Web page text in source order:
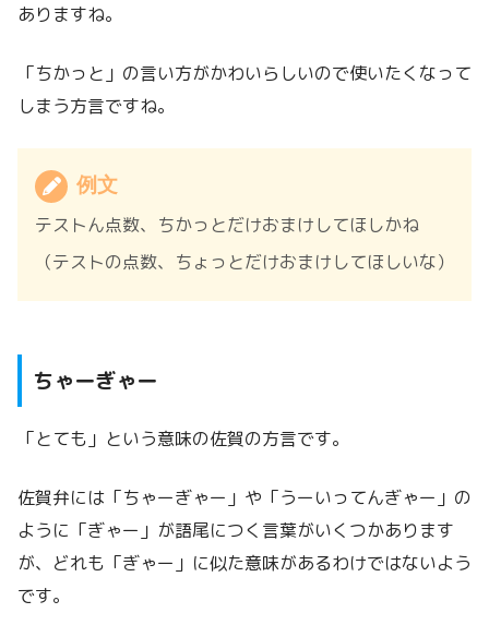
ありますね。
「ちかっと」の言い方がかわいらしいので使いたくなって
しまう方言ですね。
例文
テストん点数、ちかっとだけおまけしてほしかね
（テストの点数、ちょっとだけおまけしてほしいな）
ちゃーぎゃー
「とても」という意味の佐賀の方言です。
佐賀弁には「ちゃーぎゃー」や「うーいってんぎゃー」の
ように「ぎゃー」が語尾につく言葉がいくつかあります
が、どれも「ぎゃー」に似た意味があるわけではないよう
です。